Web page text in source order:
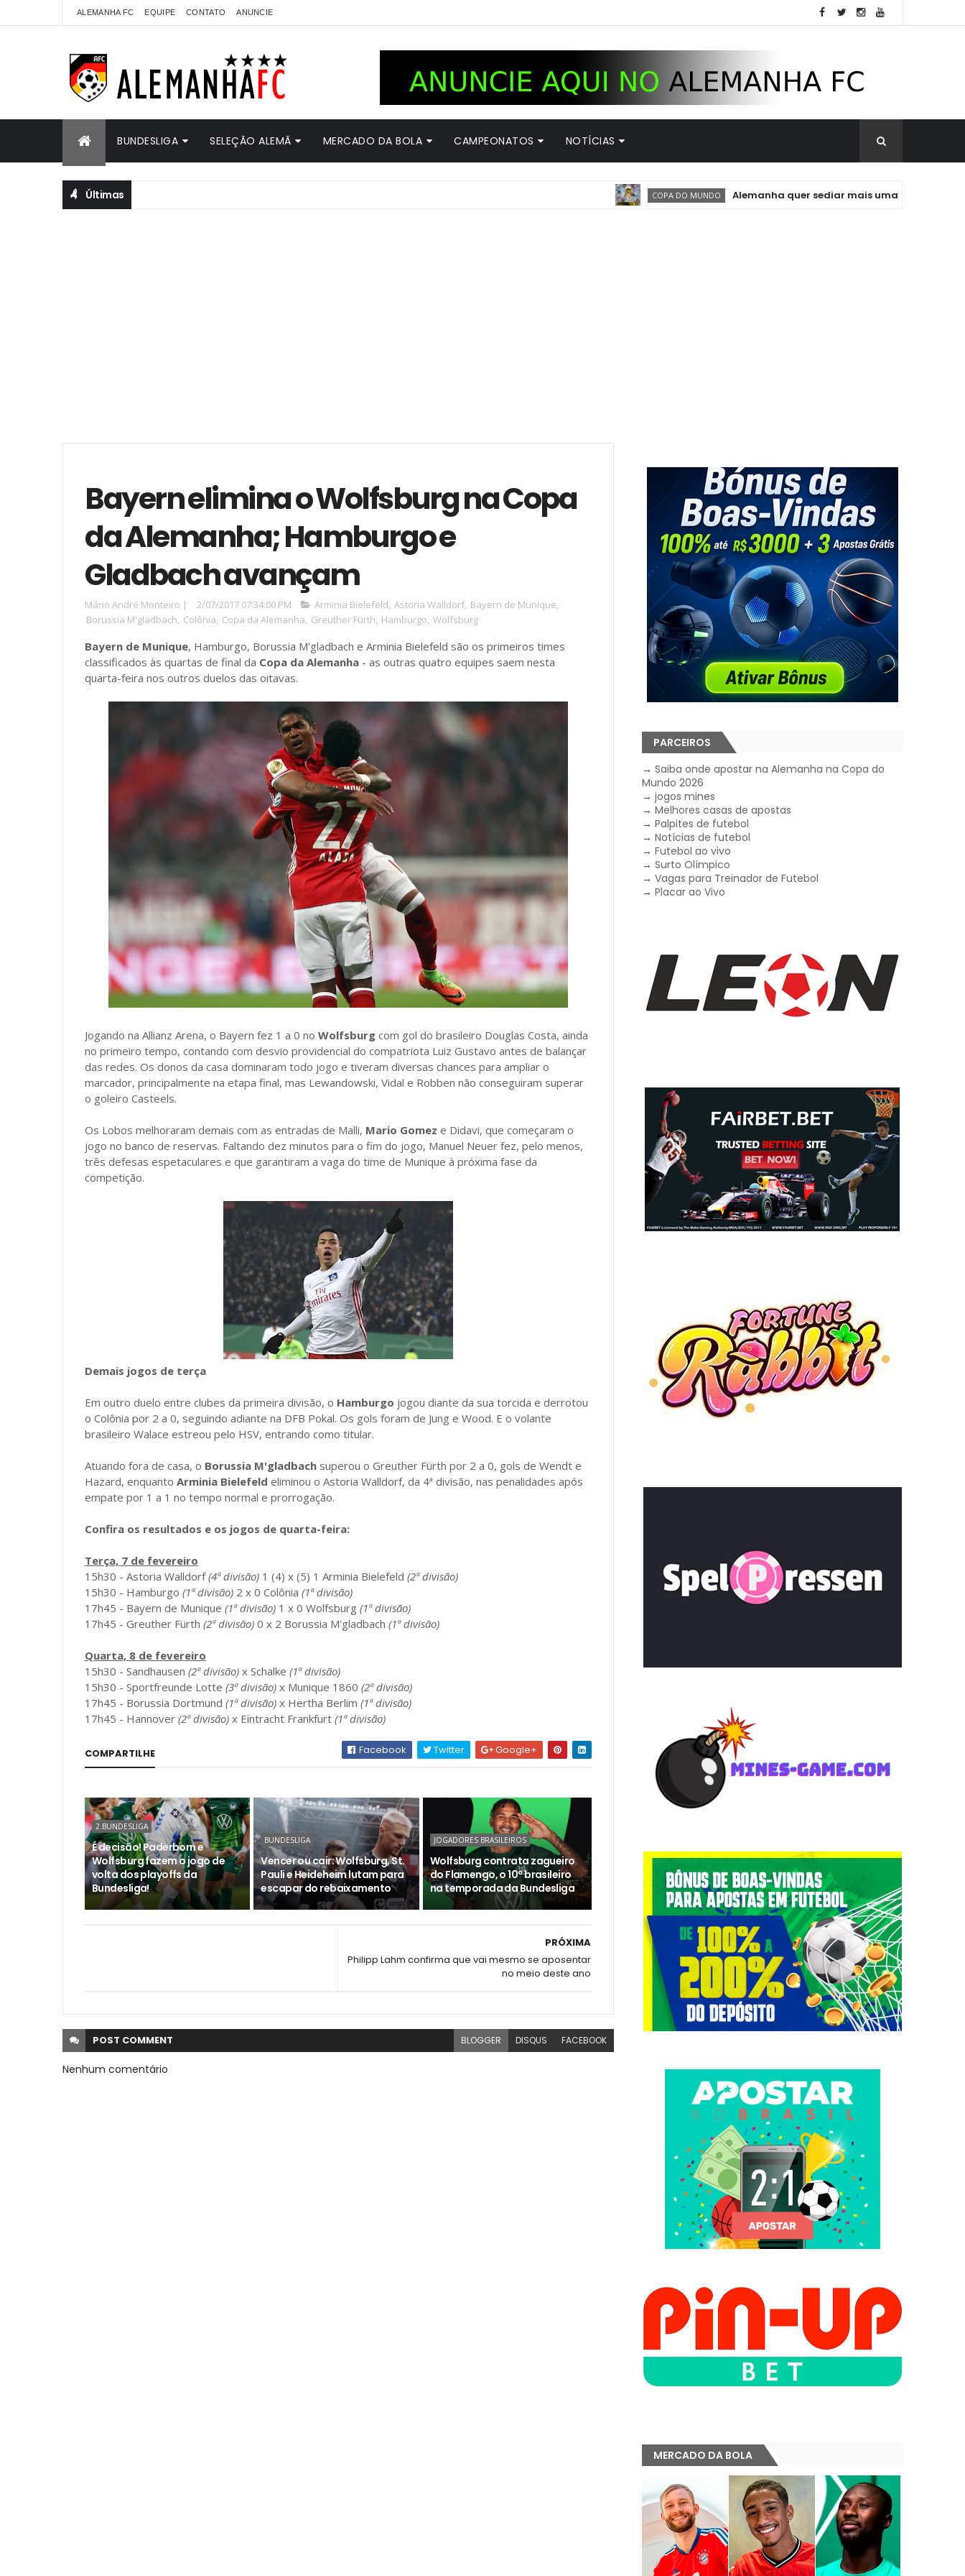
ALEMANHA FC EQUIPE CONTATO ANUNCIE
BUNDESLIGA SELEÇÃO ALEMÃ MERCADO DA BOLA CAMPEONATOS NOTÍCIAS
Últimas COPA DO MUNDO Alemanha quer sediar mais uma Copa do Mundo. Pode
Bayern elimina o Wolfsburg na Copa
da Alemanha; Hamburgo e
Gladbach avançam
Mário André Monteiro | 2/07/2017 07:34:00 PM Arminia Bielefeld, Astoria Walldorf, Bayern de Munique,
Borussia M'gladbach, Colônia, Copa da Alemanha, Greuther Fürth, Hamburgo, Wolfsburg
Bayern de Munique, Hamburgo, Borussia M'gladbach e Arminia Bielefeld são os primeiros times
classificados às quartas de final da Copa da Alemanha - as outras quatro equipes saem nesta
quarta-feira nos outros duelos das oitavas.
Jogando na Allianz Arena, o Bayern fez 1 a 0 no Wolfsburg com gol do brasileiro Douglas Costa, ainda
no primeiro tempo, contando com desvio providencial do compatriota Luiz Gustavo antes de balançar
das redes. Os donos da casa dominaram todo jogo e tiveram diversas chances para ampliar o
marcador, principalmente na etapa final, mas Lewandowski, Vidal e Robben não conseguiram superar
o goleiro Casteels.
Os Lobos melhoraram demais com as entradas de Malli, Mario Gomez e Didavi, que começaram o
jogo no banco de reservas. Faltando dez minutos para o fim do jogo, Manuel Neuer fez, pelo menos,
três defesas espetaculares e que garantiram a vaga do time de Munique à próxima fase da
competição.
Demais jogos de terça
Em outro duelo entre clubes da primeira divisão, o Hamburgo jogou diante da sua torcida e derrotou
o Colônia por 2 a 0, seguindo adiante na DFB Pokal. Os gols foram de Jung e Wood. E o volante
brasileiro Walace estreou pelo HSV, entrando como titular.
Atuando fora de casa, o Borussia M'gladbach superou o Greuther Fürth por 2 a 0, gols de Wendt e
Hazard, enquanto Arminia Bielefeld eliminou o Astoria Walldorf, da 4ª divisão, nas penalidades após
empate por 1 a 1 no tempo normal e prorrogação.
Confira os resultados e os jogos de quarta-feira:
Terça, 7 de fevereiro
15h30 - Astoria Walldorf(4ª divisão) 1 (4) x (5) 1 Arminia Bielefeld (2ª divisão)
15h30 - Hamburgo (1ª divisão) 2 x 0 Colônia (1ª divisão)
17h45 - Bayern de Munique (1ª divisão) 1 x 0 Wolfsburg (1ª divisão)
17h45 - Greuther Fürth (2ª divisão) 0 x 2 Borussia M'gladbach (1ª divisão)
Quarta, 8 de fevereiro
15h30 - Sandhausen (2ª divisão) x Schalke (1ª divisão)
15h30 - Sportfreunde Lotte (3ª divisão) x Munique 1860 (2ª divisão)
17h45 - Borussia Dortmund (1ª divisão) x Hertha Berlim (1ª divisão)
17h45 - Hannover (2ª divisão) x Eintracht Frankfurt (1ª divisão)
COMPARTILHE Facebook Twitter Google+
2.BUNDESLIGA
É decisão! Paderborn e
Wolfsburg fazem o jogo de
volta dos playoffs da
Bundesliga!
BUNDESLIGA
Vencer ou cair: Wolfsburg, St.
Pauli e Heideheim lutam para
escapar do rebaixamento
JOGADORES BRASILEIROS
Wolfsburg contrata zagueiro
do Flamengo, o 10º brasileiro
na temporada da Bundesliga
PRÓXIMA
Philipp Lahm confirma que vai mesmo se aposentar
no meio deste ano
POST COMMENT BLOGGER DISQUS FACEBOOK
Nenhum comentário
PARCEIROS
→Saiba onde apostar na Alemanha na Copa do
Mundo 2026
→jogos mines
→Melhores casas de apostas
→Palpites de futebol
→Notícias de futebol
→Futebol ao vivo
→Surto Olímpico
→Vagas para Treinador de Futebol
→Placar ao Vivo
MERCADO DA BOLA